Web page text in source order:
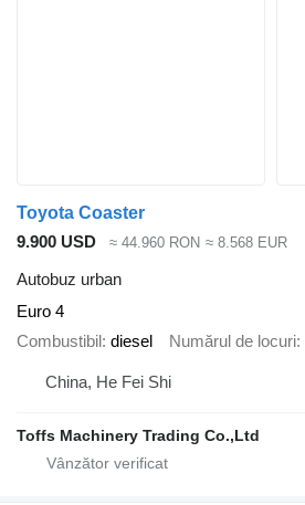
Toyota Coaster
9.900 USD
≈ 44.960 RON ≈ 8.568 EUR
Autobuz urban
Euro 4
Combustibil diesel Numărul de locuri
China, He Fei Shi
Toffs Machinery Trading Co.,Ltd